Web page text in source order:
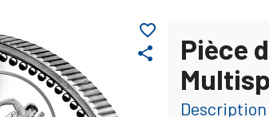
share
favorite_border
Pièce
Description